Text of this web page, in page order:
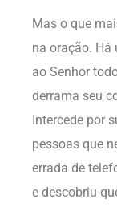
Mas o que
na oração. Há
ao Senhor
derrama seu
Intercede por
pessoas que
errada de
e descobriu